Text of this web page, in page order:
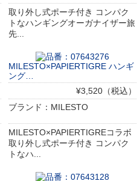
取り外し式ポーチ付き コンパク
トなハンギングオーガナイザー旅
先...
MILESTO×PAPIERTIGRE ハンギ
ング…
¥3,520（税込）
ブランド：MILESTO
MILESTO×PAPIERTIGREコラボ
取り外し式ポーチ付き コンパク
トなハ...